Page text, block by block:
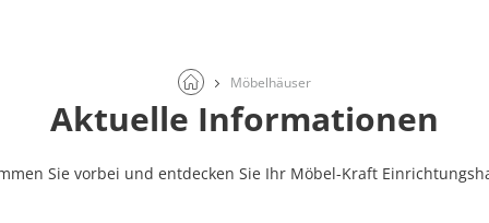
Möbelhäuser
Aktuelle Informationen
Sie vorbei und entdecken Sie Ihr Möbel-Kraft